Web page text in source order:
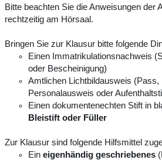
Bitte beachten Sie die Anweisungen der
rechtzeitig am Hörsaal.
Bringen Sie zur Klausur bitte folgende
Einen Immatrikulationsnachweis
oder Bescheinigung)
Amtlichen Lichtbildausweis (Pass,
Personalausweis oder
Einen dokumentenechten Stift in
Bleistift oder Füller
Zur Klausur sind folgende Hilfsmittel
Ein eigenhändig geschriebenes